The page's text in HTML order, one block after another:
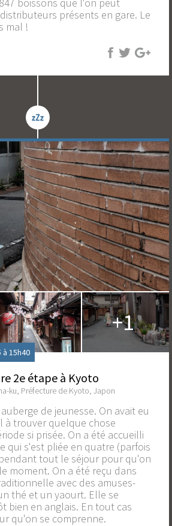
présents en gare. Le
mal !
+1
à 15h40
2e étape à Kyoto
ku, Préfecture de Kyoto, Japon
de jeunesse. On avait eu
à trouver quelque chose
si prisée. On a été accueilli
qui s'est pliée en quatre (parfois
tout le séjour pour qu'on
moment. On a été reçu dans
avec des amuses-
thé et un yaourt. Elle se
bien en anglais. En tout cas
qu'on se comprenne.